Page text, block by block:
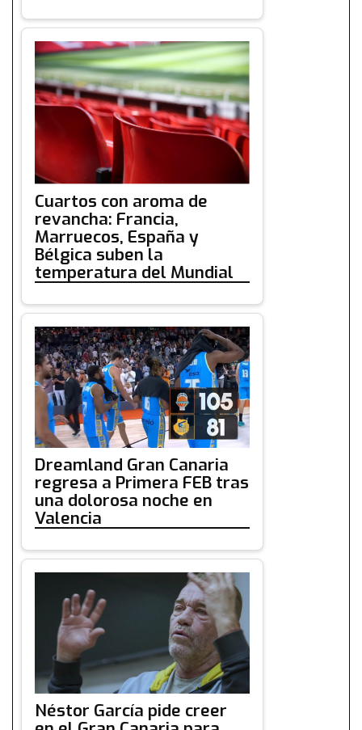
Cuartos con aroma de
revancha: Francia,
Marruecos, España y
Bélgica suben la
temperatura del Mundial
Dreamland Gran Canaria
regresa a Primera FEB tras
una dolorosa noche en
Valencia
Néstor García pide creer